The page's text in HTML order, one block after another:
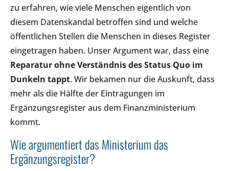
zu erfahren, wie viele Menschen eigentlich von
diesem Datenskandal betroffen sind und welche
öffentlichen Stellen die Menschen in dieses Register
eingetragen haben. Unser Argument war, dass eine
Reparatur ohne Verständnis des Status Quo im
Dunkeln tappt. Wir bekamen nur die Auskunft, dass
mehr als die Hälfte der Eintragungen im
Ergänzungsregister aus dem Finanzministerium
kommt.
Wie argumentiert das Ministerium das
Ergänzungsregister?